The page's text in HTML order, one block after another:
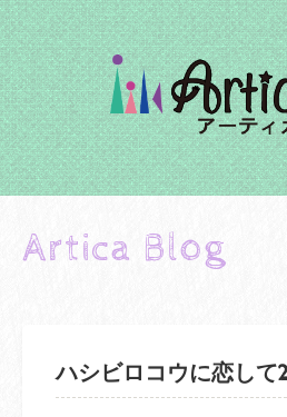
Artica Blog
ハシビロコウに恋して2